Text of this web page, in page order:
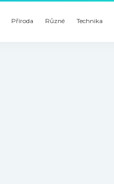
Příroda Různé Technika